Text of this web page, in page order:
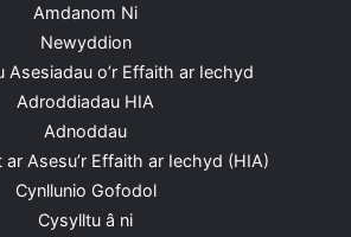
Amdanom Ni
Newyddion
Asesiadau o’r Effaith ar Iechyd
Adroddiadau HIA
Adnoddau
Asesu’r Effaith ar Iechyd (HIA)
Cynllunio Gofodol
Cysylltu â ni